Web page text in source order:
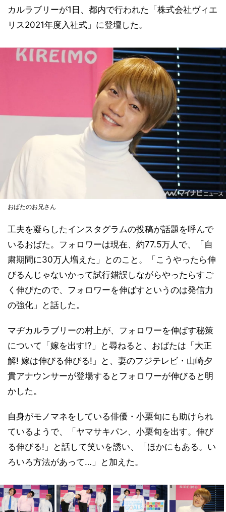
カルラブリーが1日、都内で行われた「株式会社ヴィエ
リス2021年度入社式」に登壇した。
おばたのお兄さん
工夫を凝らしたインスタグラムの投稿が話題を呼んで
いるおばた。フォロワーは現在、約77.5万人で、「自
粛期間に30万人増えた」とのこと。「こうやったら伸
びるんじゃないかって試行錯誤しながらやったらすご
く伸びたので、フォロワーを伸ばすというのは発信力
の強化」と話した。
マヂカルラブリーの村上が、フォロワーを伸ばす秘策
について「嫁を出す!?」と尋ねると、おばたは「大正
解! 嫁は伸びる伸びる!」と、妻のフジテレビ・山崎夕
貴アナウンサーが登場するとフォロワーが伸びると明
かした。
自身がモノマネをしている俳優・小栗旬にも助けられ
ているようで、「ヤマサキパン、小栗旬を出す。伸び
る伸びる!」と話して笑いを誘い、「ほかにもある。い
ろいろ方法があって…」と加えた。